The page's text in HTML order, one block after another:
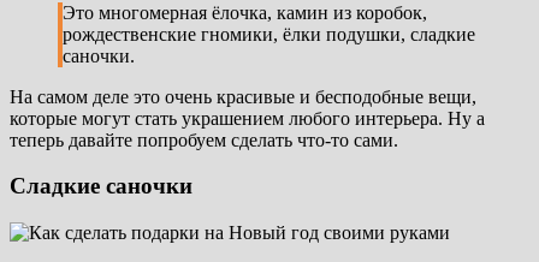
Это многомерная ёлочка, камин из коробок,
рождественские гномики, ёлки подушки, сладкие
саночки.
На самом деле это очень красивые и бесподобные вещи,
которые могут стать украшением любого интерьера. Ну а
теперь давайте попробуем сделать что-то сами.
Сладкие саночки